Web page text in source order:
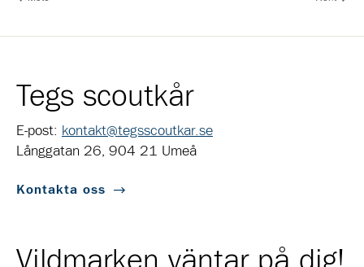
Tegs scoutkår
E-post: kontakt@tegsscoutkar.se
Långgatan 26, 904 21 Umeå
Kontakta oss